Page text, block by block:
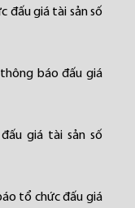
đấu giá tài sản số
thông báo đấu giá
giá tài sản số
tổ chức đấu giá